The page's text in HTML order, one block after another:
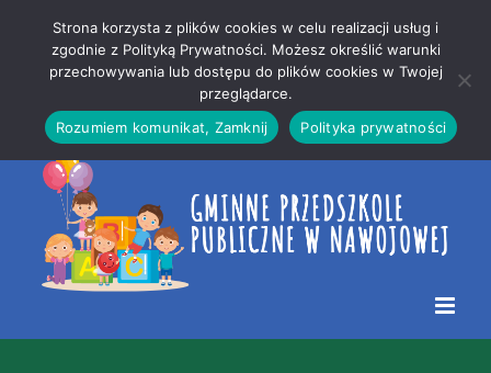
treści
strony
Strona korzysta z plików cookies w celu realizacji usług i
zgodnie z Polityką Prywatności. Możesz określić warunki
przechowywania lub dostępu do plików cookies w Twojej
przeglądarce.
Rozumiem komunikat, Zamknij
Polityka prywatności